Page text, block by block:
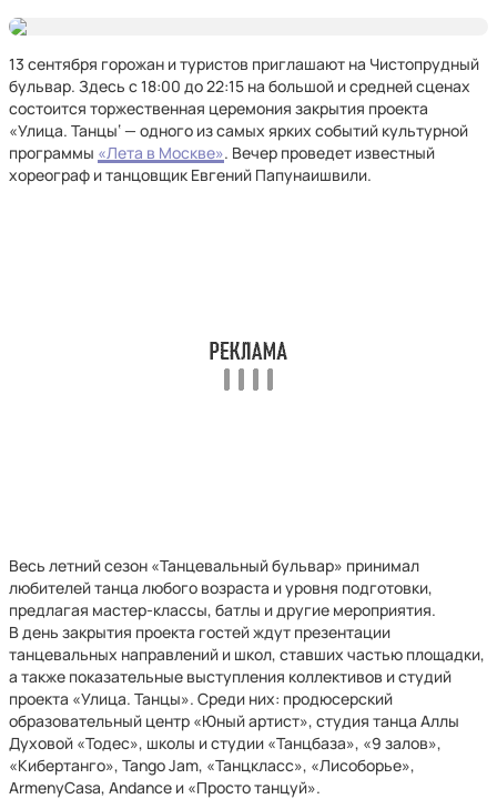
13 сентября горожан и туристов приглашают на Чистопрудный
бульвар. Здесь с 18:00 до 22:15 на большой и средней сценах
состоится торжественная церемония закрытия проекта
«Улица. Танцы‘ — одного из самых ярких событий культурной
программы «Лета в Москве». Вечер проведет известный
хореограф и танцовщик Евгений Папунаишвили.
Весь летний сезон «Танцевальный бульвар» принимал
любителей танца любого возраста и уровня подготовки,
предлагая мастер-классы, батлы и другие мероприятия.
В день закрытия проекта гостей ждут презентации
танцевальных направлений и школ, ставших частью площадки,
а также показательные выступления коллективов и студий
проекта «Улица. Танцы». Среди них: продюсерский
образовательный центр «Юный артист», студия танца Аллы
Духовой «Тодес», школы и студии «Танцбаза», «9 залов»,
«Кибертанго», Tango Jam, «Танцкласс», «Лисоборье»,
ArmenyCasa, Andance и «Просто танцуй».